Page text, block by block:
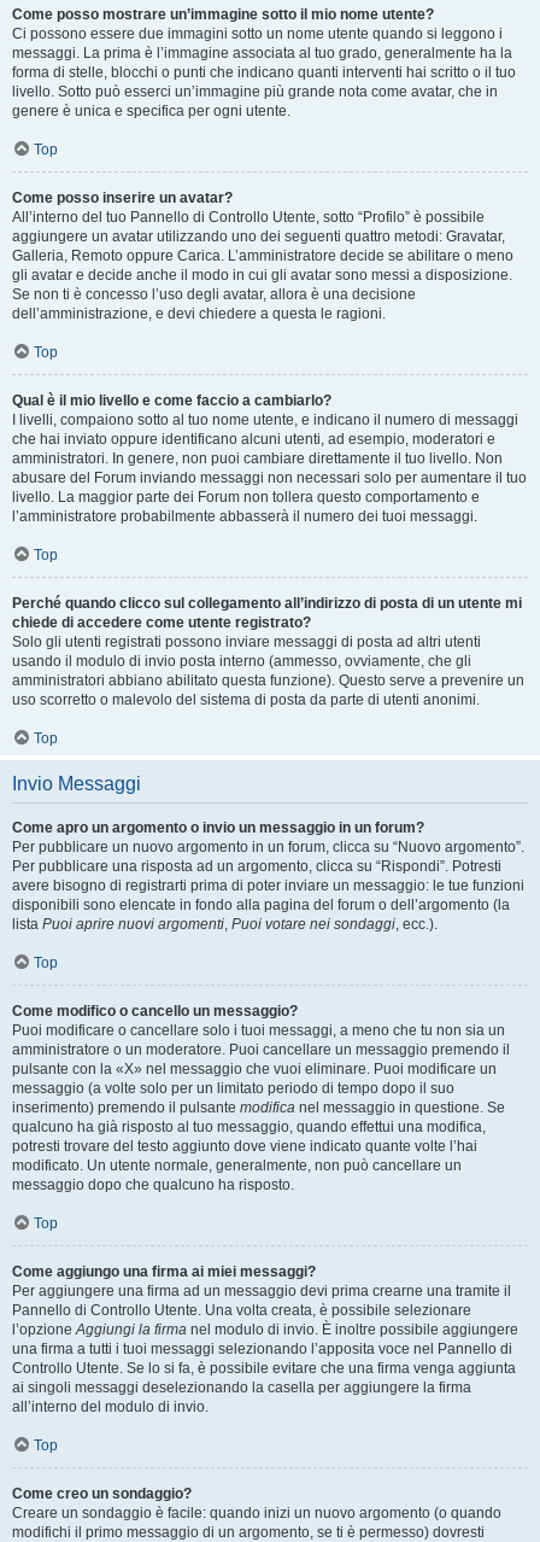
Come posso mostrare un’immagine sotto il mio nome utente?
Ci possono essere due immagini sotto un nome utente quando si leggono i
messaggi. La prima è l’immagine associata al tuo grado, generalmente ha la
forma di stelle, blocchi o punti che indicano quanti interventi hai scritto o il tuo
livello. Sotto può esserci un’immagine più grande nota come avatar, che in
genere è unica e specifica per ogni utente.
Top
Come posso inserire un avatar?
All’interno del tuo Pannello di Controllo Utente, sotto “Profilo” è possibile
aggiungere un avatar utilizzando uno dei seguenti quattro metodi: Gravatar,
Galleria, Remoto oppure Carica. L’amministratore decide se abilitare o meno
gli avatar e decide anche il modo in cui gli avatar sono messi a disposizione.
Se non ti è concesso l’uso degli avatar, allora è una decisione
dell’amministrazione, e devi chiedere a questa le ragioni.
Top
Qual è il mio livello e come faccio a cambiarlo?
I livelli, compaiono sotto al tuo nome utente, e indicano il numero di messaggi
che hai inviato oppure identificano alcuni utenti, ad esempio, moderatori e
amministratori. In genere, non puoi cambiare direttamente il tuo livello. Non
abusare del Forum inviando messaggi non necessari solo per aumentare il tuo
livello. La maggior parte dei Forum non tollera questo comportamento e
l’amministratore probabilmente abbasserà il numero dei tuoi messaggi.
Top
Perché quando clicco sul collegamento all’indirizzo di posta di un utente mi
chiede di accedere come utente registrato?
Solo gli utenti registrati possono inviare messaggi di posta ad altri utenti
usando il modulo di invio posta interno (ammesso, ovviamente, che gli
amministratori abbiano abilitato questa funzione). Questo serve a prevenire un
uso scorretto o malevolo del sistema di posta da parte di utenti anonimi.
Top
Invio Messaggi
Come apro un argomento o invio un messaggio in un forum?
Per pubblicare un nuovo argomento in un forum, clicca su “Nuovo argomento”.
Per pubblicare una risposta ad un argomento, clicca su “Rispondi”. Potresti
avere bisogno di registrarti prima di poter inviare un messaggio: le tue funzioni
disponibili sono elencate in fondo alla pagina del forum o dell’argomento (la
lista Puoi aprire nuovi argomenti, Puoi votare nei sondaggi, ecc.).
Top
Come modifico o cancello un messaggio?
Puoi modificare o cancellare solo i tuoi messaggi, a meno che tu non sia un
amministratore o un moderatore. Puoi cancellare un messaggio premendo il
pulsante con la «X» nel messaggio che vuoi eliminare. Puoi modificare un
messaggio (a volte solo per un limitato periodo di tempo dopo il suo
inserimento) premendo il pulsante modifica nel messaggio in questione. Se
qualcuno ha già risposto al tuo messaggio, quando effettui una modifica,
potresti trovare del testo aggiunto dove viene indicato quante volte l’hai
modificato. Un utente normale, generalmente, non può cancellare un
messaggio dopo che qualcuno ha risposto.
Top
Come aggiungo una firma ai miei messaggi?
Per aggiungere una firma ad un messaggio devi prima crearne una tramite il
Pannello di Controllo Utente. Una volta creata, è possibile selezionare
l’opzioneAggiungi la firma nel modulo di invio. È inoltre possibile aggiungere
una firma a tutti i tuoi messaggi selezionando l’apposita voce nel Pannello di
Controllo Utente. Se lo si fa, è possibile evitare che una firma venga aggiunta
ai singoli messaggi deselezionando la casella per aggiungere la firma
all’interno del modulo di invio.
Top
Come creo un sondaggio?
Creare un sondaggio è facile: quando inizi un nuovo argomento (o quando
modifichi il primo messaggio di un argomento, se ti è permesso) dovresti